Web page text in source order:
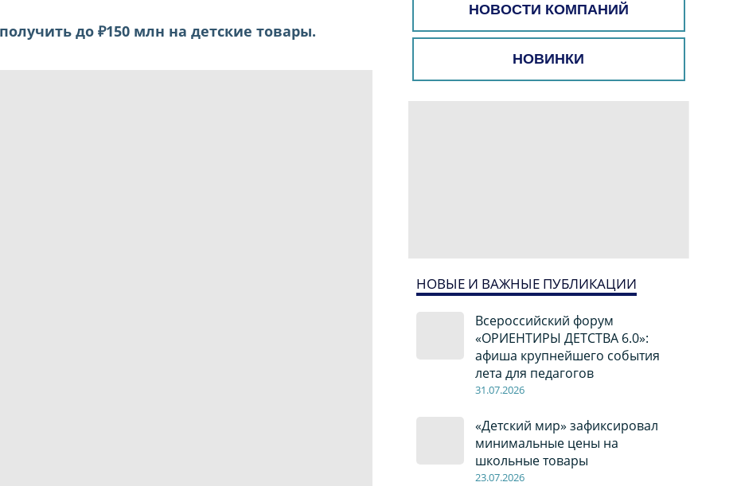
НОВОСТИ КОМПАНИЙ
НОВИНКИ
НОВЫЕ И ВАЖНЫЕ ПУБЛИКАЦИИ
Всероссийский форум
«ОРИЕНТИРЫ ДЕТСТВА 6.0»:
афиша крупнейшего события
лета для педагогов
31.07.2026
«Детский мир» зафиксировал
минимальные цены на
школьные товары
23.07.2026
до ₽150 млн на детские товары.